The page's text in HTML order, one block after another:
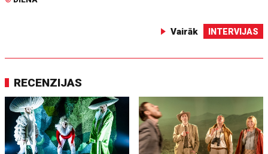
Vairāk INTERVIJAS
RECENZIJAS